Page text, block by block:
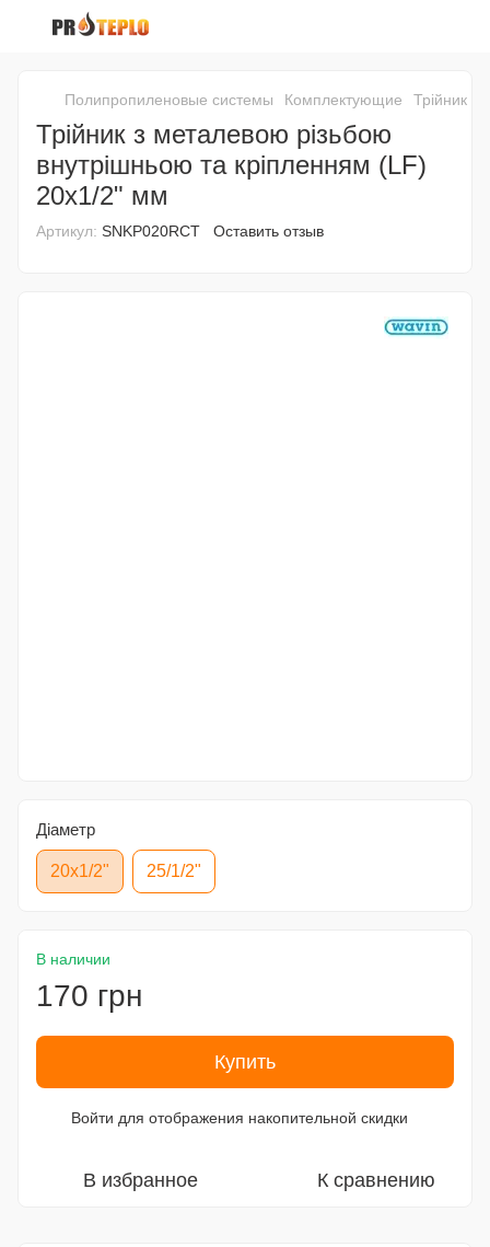
Полипропиленовые системы Комплектующие Трійник з
Трійник з металевою різьбою
внутрішньою та кріпленням (LF)
20x1/2" мм
Артикул: SNKP020RCT Оставить отзыв
Діаметр
20x1/2" 25/1/2"
В наличии
170 грн
Купить
Войти для отображения накопительной скидки
В избранное К сравнению